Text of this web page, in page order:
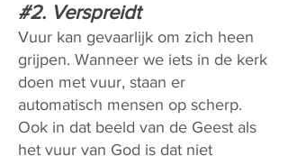
#2. Verspreidt
Vuur kan gevaarlijk om zich heen
grijpen. Wanneer we iets in de kerk
doen met vuur, staan er
automatisch mensen op scherp.
Ook in dat beeld van de Geest als
het vuur van God is dat niet